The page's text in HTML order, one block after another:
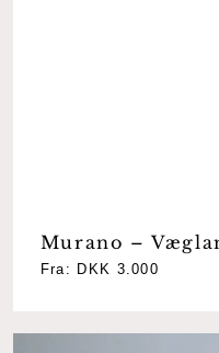
Murano –
Fra: DKK 3.000